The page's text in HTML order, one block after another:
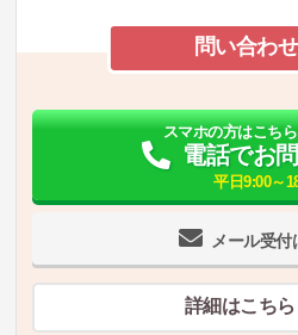
問い合わ
メール受付
スマホの方はこち
電話でお
平日9:00～
詳細はこちら